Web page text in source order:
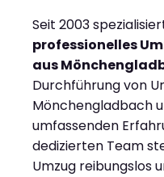
Seit 2003
professionelles
aus
Durchführung von
Mönchengladbach
umfassenden
dedizierten Team
Umzug reibungslos